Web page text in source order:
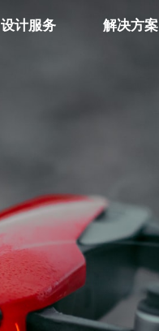
设计服务 解决方案